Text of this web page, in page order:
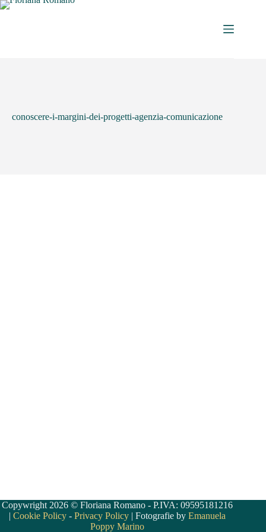
conoscere-i-margini-dei-progetti-agenzia-comunicazione
Copywright 2026 © Floriana Romano - P.IVA: 09595181216
| Cookie Policy- Privacy Policy| Fotografie by Emanuela
Poppy Marino